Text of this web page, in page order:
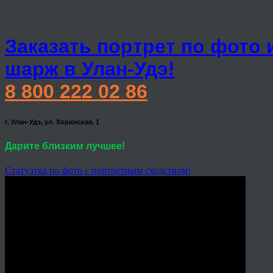
Заказать портрет по фото
шарж в Улан-Удэ!
8 800 222 02 86
г. Улан-Удэ, ул. Хоринская, 1
Дарите близким лучшее!
Статуэтка по фото с портретным сходством!